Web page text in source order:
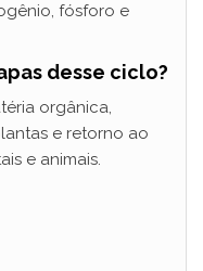
fósforo e
desse ciclo?
orgânica,
e retorno ao
e animais.